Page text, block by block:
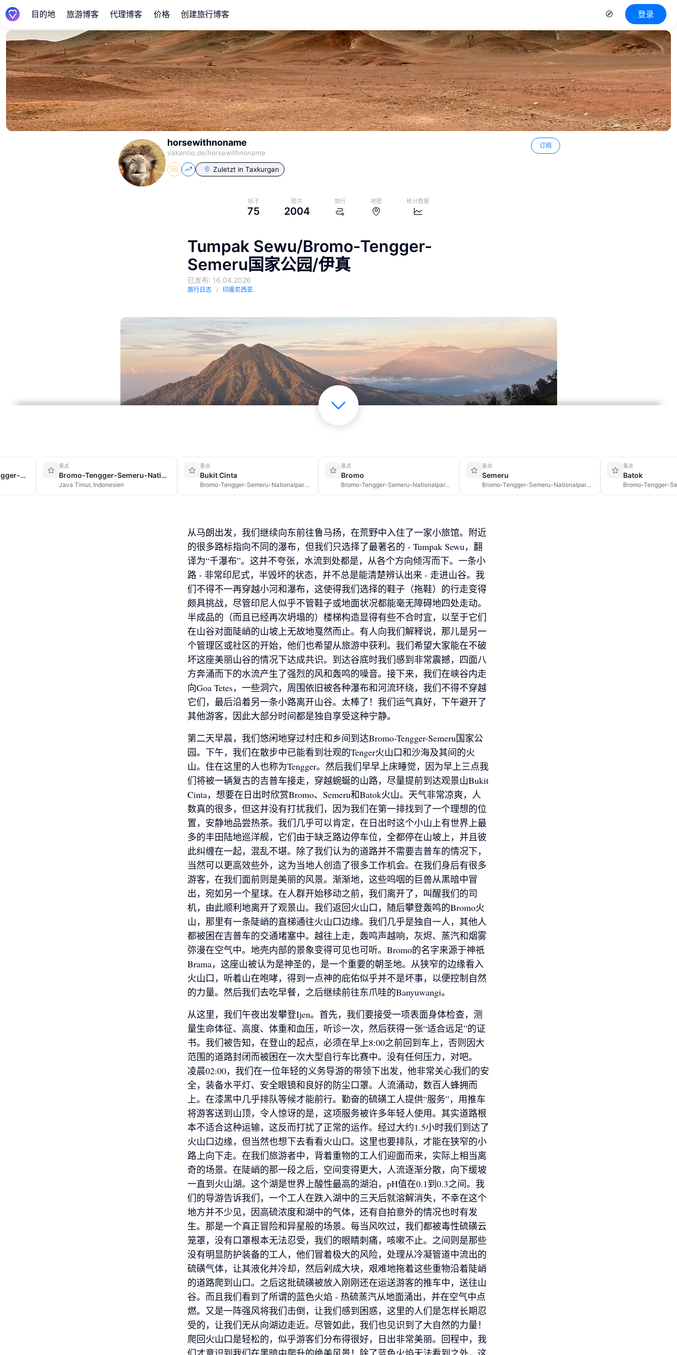
目的地 旅游博客 代理博客 价格 创建旅行博客 登录
horsewithnoname
horsewithnoname
vakantio.de/horsewithnoname
订阅
horsewithnoname
Zuletzt in Taxkurgan
帖子
75
图片
2004
旅行 地图 统计数据
Tumpak Sewu/Bromo-Tengger-
Semeru国家公园/伊真
已发布: 16.04.2026
旅行日志 印度尼西亚
Lumajang → Bromo-Tengger-Semeru-Nationalpark
景点
Bromo-Tengger-Semeru-Nationalpark
Java Timur, Indonesien
景点
Bukit Cinta
Bromo-Tengger-Semeru-Nationalpark, Indonesien
景点
Bromo
Bromo-Tengger-Semeru-Nationalpark, Indonesien
景点
Semeru
Bromo-Tengger-Semeru-Nationalpark, Indonesien
景点
Batok
从马朗出发，我们继续向东前往鲁马扬，在荒野中入住了一家小旅馆。附近
的很多路标指向不同的瀑布，但我们只选择了最著名的 - Tumpak Sewu，翻
译为“千瀑布”。这并不夸张，水流到处都是，从各个方向倾泻而下。一条小
路 - 非常印尼式，半毁坏的状态，并不总是能清楚辨认出来 - 走进山谷。我
们不得不一再穿越小河和瀑布，这使得我们选择的鞋子（拖鞋）的行走变得
颇具挑战，尽管印尼人似乎不管鞋子或地面状况都能毫无障碍地四处走动。
半成品的（而且已经再次坍塌的）楼梯构造显得有些不合时宜，以至于它们
在山谷对面陡峭的山坡上无故地戛然而止。有人向我们解释说，那儿是另一
个管理区或社区的开始，他们也希望从旅游中获利。我们希望大家能在不破
坏这座美丽山谷的情况下达成共识。到达谷底时我们感到非常震撼，四面八
方奔涌而下的水流产生了强烈的风和轰鸣的噪音。接下来，我们在峡谷内走
向Goa Tetes，一些洞穴，周围依旧被各种瀑布和河流环绕，我们不得不穿越
它们，最后沿着另一条小路离开山谷。太棒了！我们运气真好，下午避开了
其他游客，因此大部分时间都是独自享受这种宁静。
第二天早晨，我们悠闲地穿过村庄和乡间到达Bromo-Tengger-Semeru国家公
园。下午，我们在散步中已能看到壮观的Tenger火山口和沙海及其间的火
山。住在这里的人也称为Tengger。然后我们早早上床睡觉，因为早上三点我
们将被一辆复古的吉普车接走，穿越蜿蜒的山路，尽量提前到达观景山Bukit
Cinta，想要在日出时欣赏Bromo、Semeru和Batok火山。天气非常凉爽，人
数真的很多，但这并没有打扰我们，因为我们在第一排找到了一个理想的位
置，安静地品尝热茶。我们几乎可以肯定，在日出时这个小山上有世界上最
多的丰田陆地巡洋舰，它们由于缺乏路边停车位，全都停在山坡上，并且彼
此纠缠在一起，混乱不堪。除了我们认为的道路并不需要吉普车的情况下，
当然可以更高效些外，这为当地人创造了很多工作机会。在我们身后有很多
游客，在我们面前则是美丽的风景。渐渐地，这些呜咽的巨兽从黑暗中冒
出，宛如另一个星球。在人群开始移动之前，我们离开了，叫醒我们的司
机，由此顺利地离开了观景山。我们返回火山口，随后攀登轰鸣的Bromo火
山，那里有一条陡峭的直梯通往火山口边缘。我们几乎是独自一人，其他人
都被困在吉普车的交通堵塞中。越往上走，轰鸣声越响，灰烬、蒸汽和烟雾
弥漫在空气中。地壳内部的景象变得可见也可听。Bromo的名字来源于神祇
Brama，这座山被认为是神圣的，是一个重要的朝圣地。从狭窄的边缘看入
火山口，听着山在咆哮，得到一点神的庇佑似乎并不是坏事，以便控制自然
的力量。然后我们去吃早餐，之后继续前往东爪哇的Banyuwangi。
从这里，我们午夜出发攀登Ijen。首先，我们要接受一项表面身体检查，测
量生命体征、高度、体重和血压，听诊一次，然后获得一张“适合远足”的证
书。我们被告知，在登山的起点，必须在早上8:00之前回到车上，否则因大
范围的道路封闭而被困在一次大型自行车比赛中。没有任何压力，对吧。
凌晨02:00，我们在一位年轻的义务导游的带领下出发，他非常关心我们的安
全，装备水平灯、安全眼镜和良好的防尘口罩。人流涌动，数百人蜂拥而
上。在漆黑中几乎排队等候才能前行。勤奋的硫磺工人提供“服务”，用推车
将游客送到山顶，令人惊讶的是，这项服务被许多年轻人使用。其实道路根
本不适合这种运输，这反而打扰了正常的运作。经过大约1.5小时我们到达了
火山口边缘，但当然也想下去看看火山口。这里也要排队，才能在狭窄的小
路上向下走。在我们旅游者中，背着重物的工人们迎面而来，实际上相当离
奇的场景。在陡峭的那一段之后，空间变得更大，人流逐渐分散，向下缓坡
一直到火山湖。这个湖是世界上酸性最高的湖泊，pH值在0.1到0.3之间。我
们的导游告诉我们，一个工人在跌入湖中的三天后就溶解消失，不幸在这个
地方并不少见，因高硫浓度和湖中的气体，还有自拍意外的情况也时有发
生。那是一个真正冒险和异星般的场景。每当风吹过，我们都被毒性硫磺云
笼罩，没有口罩根本无法忍受，我们的眼睛刺痛，咳嗽不止。之间则是那些
没有明显防护装备的工人，他们冒着极大的风险，处理从冷凝管道中流出的
硫磺气体，让其液化并冷却，然后剁成大块，艰难地拖着这些重物沿着陡峭
的道路爬到山口。之后这批硫磺被放入刚刚还在运送游客的推车中，送往山
谷。而且我们看到了所谓的蓝色火焰 - 热硫蒸汽从地面涌出，并在空气中点
燃。又是一阵强风将我们击倒，让我们感到困惑，这里的人们是怎样长期忍
受的，让我们无从向湖边走近。尽管如此，我们也见识到了大自然的力量！
爬回火山口是轻松的，似乎游客们分布得很好，日出非常美丽。回程中，我
horsewithnoname